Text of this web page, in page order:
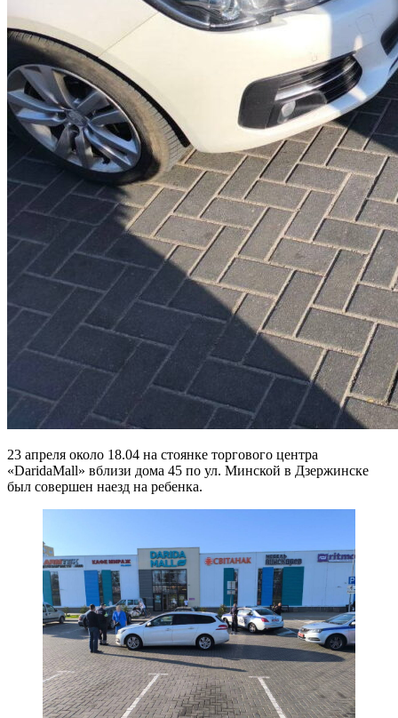
23 апреля около 18.04 на стоянке торгового центра
«DaridaMall» вблизи дома 45 по ул. Минской в Дзержинске
был совершен наезд на ребенка.